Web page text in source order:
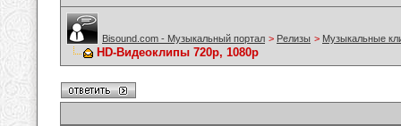
Bisound.com - Музыкальный портал > Релизы > Музыкальные
HD-Видеоклипы 720p, 1080p